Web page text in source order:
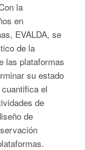
la
en
EVALDA, se
de la
las plataformas
su estado
el
de
de